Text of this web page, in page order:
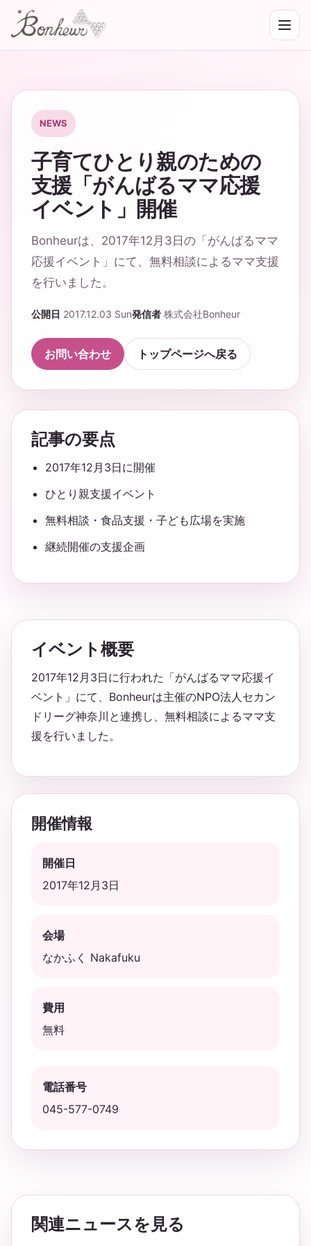
NEWS
子育てひとり親のための
支援「がんばるママ応援
イベント」開催
Bonheurは、2017年12月3日の「がんばるママ
応援イベント」にて、無料相談によるママ支援
を行いました。
公開日 2017.12.03 Sun発信者 株式会社Bonheur
お問い合わせ トップページへ戻る
記事の要点
2017年12月3日に開催
ひとり親支援イベント
無料相談・食品支援・子ども広場を実施
継続開催の支援企画
イベント概要
2017年12月3日に行われた「がんばるママ応援イ
ベント」にて、Bonheurは主催のNPO法人セカン
ドリーグ神奈川と連携し、無料相談によるママ支
援を行いました。
開催情報
開催日
2017年12月3日
会場
なかふく Nakafuku
費用
無料
電話番号
045-577-0749
関連ニュースを見る